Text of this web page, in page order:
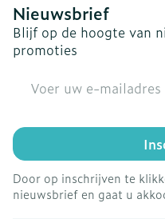
Nieuwsbrief
Blijf op de hoogte van
promoties
Door op inschrijven te
nieuwsbrief en gaat u